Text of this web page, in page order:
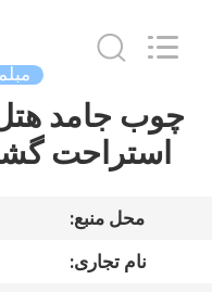
صفحه
اصلی
محصولات
چوب جامد
استراحت
محل منبع:
نام تجاری: